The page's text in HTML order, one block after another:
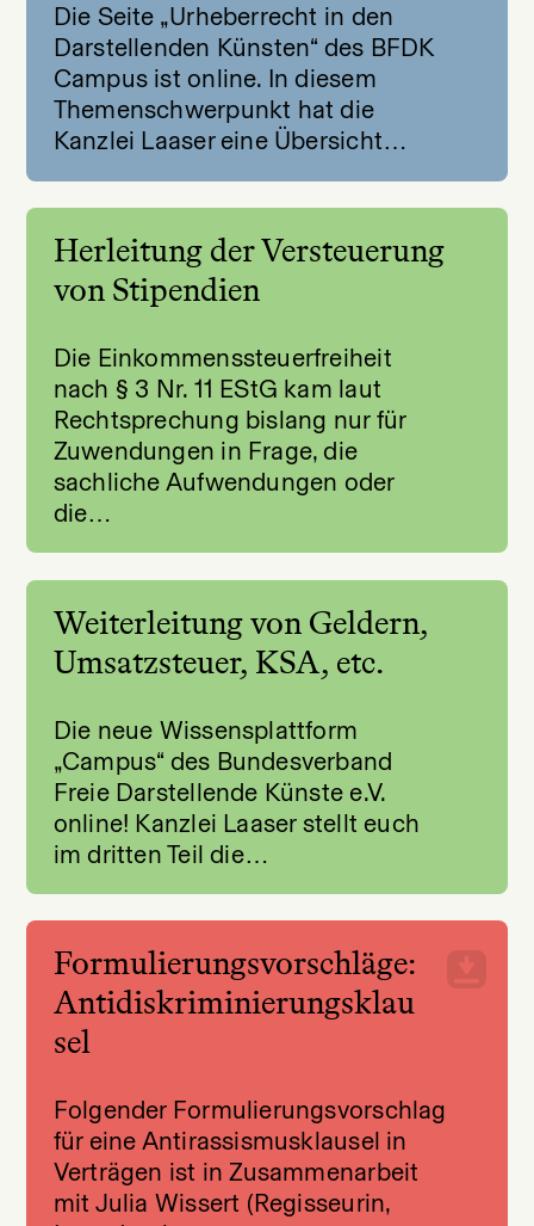
Die Seite „Urheberrecht in den
Darstellenden Künsten“ des BFDK
Campus ist online. In diesem
Themenschwerpunkt hat die
Kanzlei Laaser eine Übersicht…
Herleitung der Versteuerung
von Stipendien
Die Einkommenssteuerfreiheit
nach § 3 Nr. 11 EStG kam laut
Rechtsprechung bislang nur für
Zuwendungen in Frage, die
sachliche Aufwendungen oder
die…
Weiterleitung von Geldern,
Umsatzsteuer, KSA, etc.
Die neue Wissensplattform
„Campus“ des Bundesverband
Freie Darstellende Künste e.V.
online! Kanzlei Laaser stellt euch
im dritten Teil die…
Formulierungsvorschläge:
Antidiskriminierungsklau
sel
Folgender Formulierungsvorschlag
für eine Antirassismusklausel in
Verträgen ist in Zusammenarbeit
mit Julia Wissert (Regisseurin,